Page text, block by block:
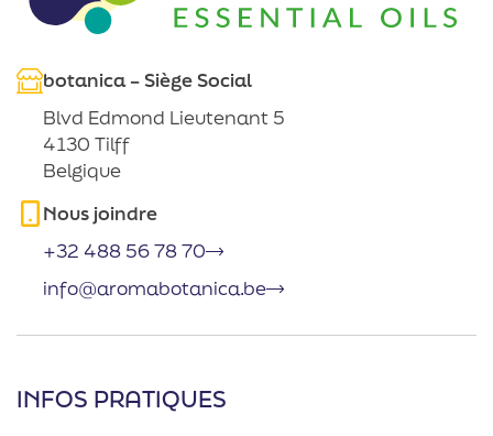
botanica – Siège Social
Blvd Edmond Lieutenant 5
4130 Tilff
Belgique
Nous joindre
+32 488 56 78 70
info@aromabotanica.be
INFOS PRATIQUES